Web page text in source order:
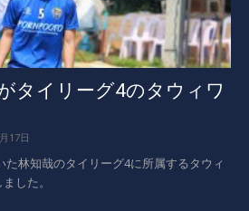
タイリーグ4のタウィワ
17日
た林知哉のタイリーグ4に所属するタウィ
した。